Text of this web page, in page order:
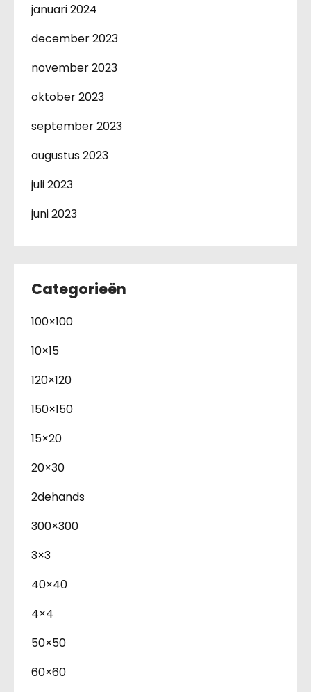
januari 2024
december 2023
november 2023
oktober 2023
september 2023
augustus 2023
juli 2023
juni 2023
Categorieën
100×100
10×15
120×120
150×150
15×20
20×30
2dehands
300×300
3×3
40×40
4×4
50×50
60×60